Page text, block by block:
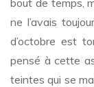
ne l’avais
d’octobre est
pensé à cette
teintes qui se